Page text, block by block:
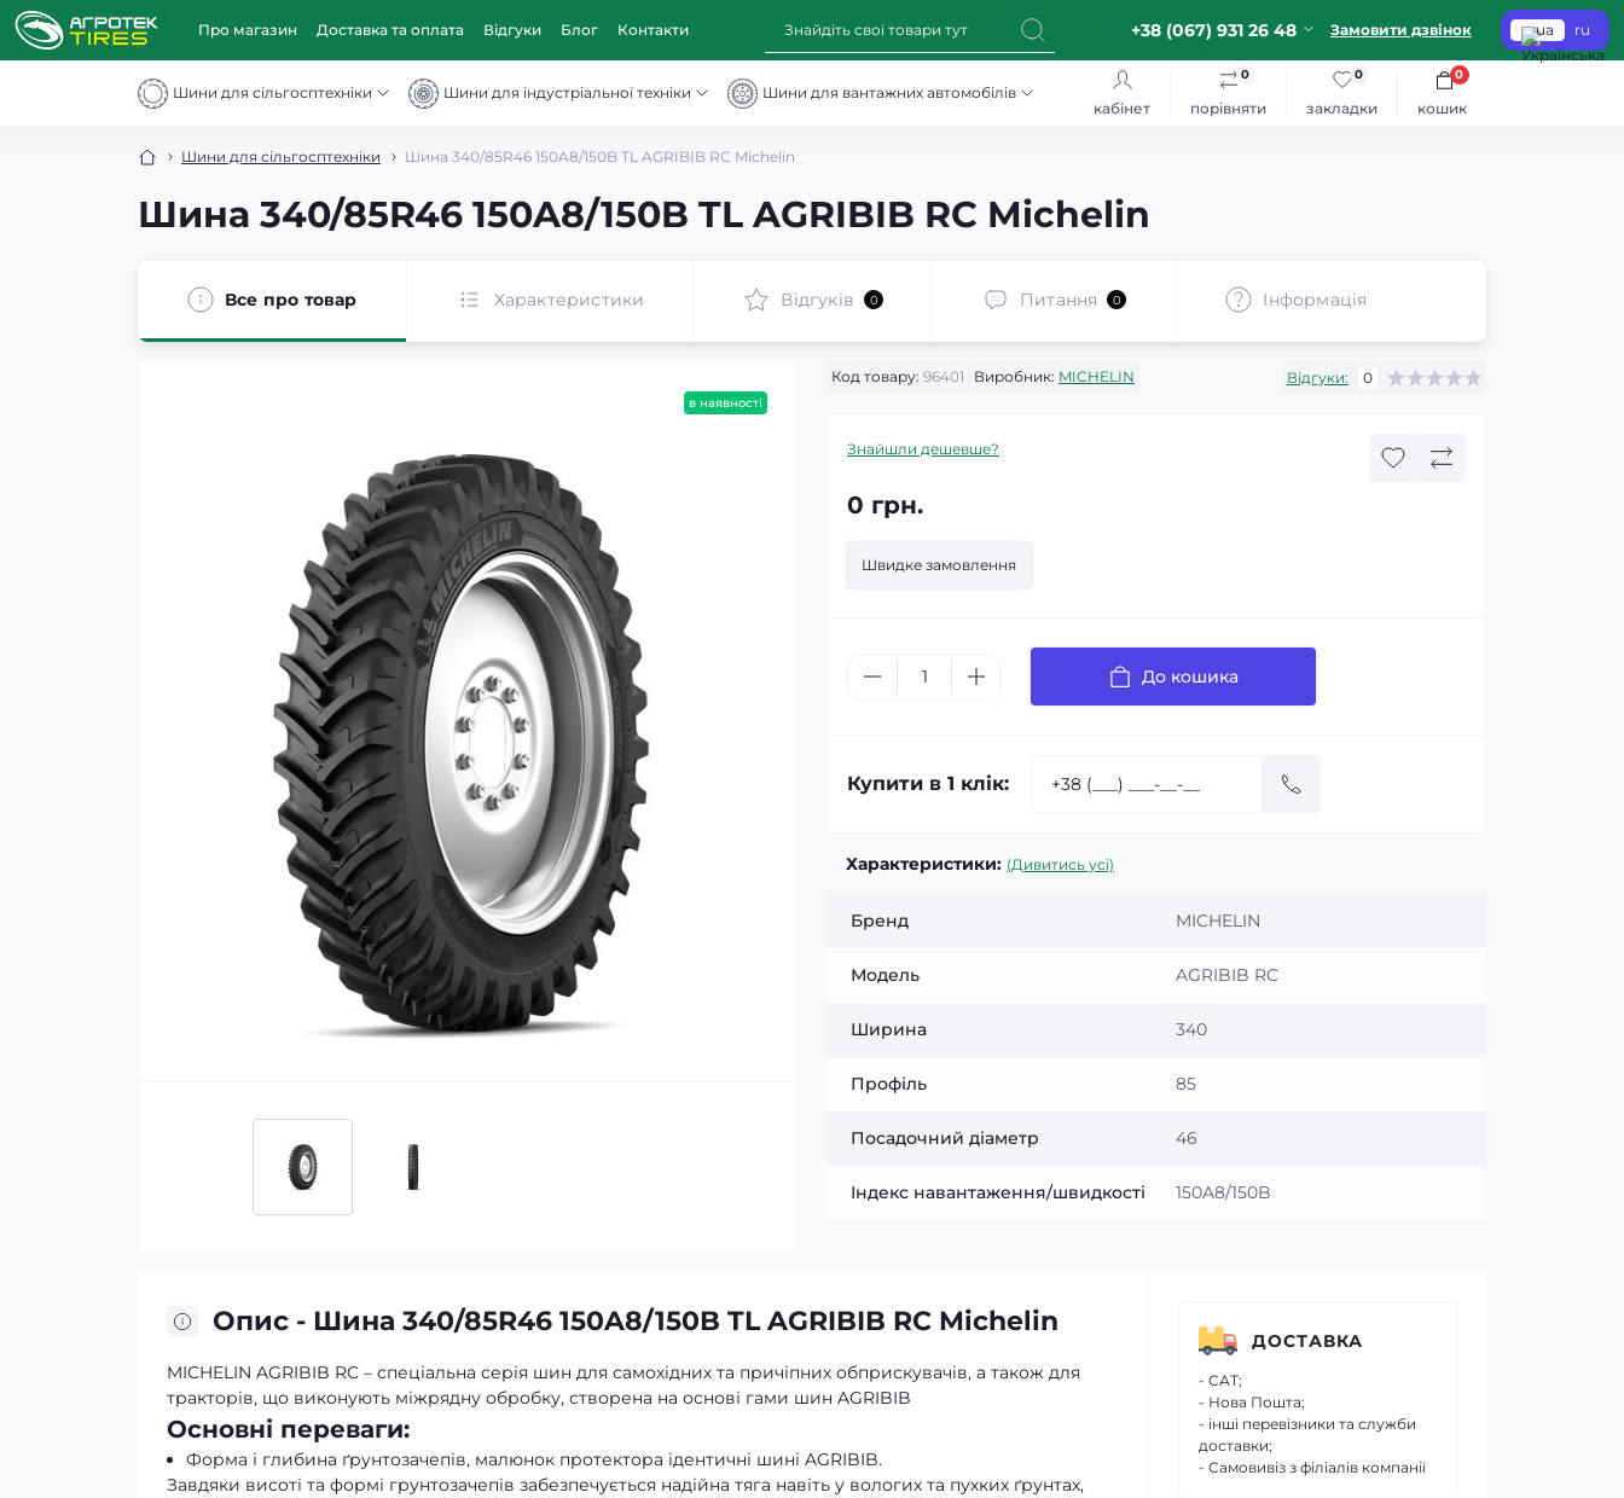
Про магазин Доставка та оплата Відгуки Блог Контакти +38 (067) 931 26 48 Замовити дзвінок ua ru
Шини для сільгосптехніки Шини для індустріальної техніки
Шини для вантажних автомобілів
кабінет
порівняти
0
закладки
0
кошик
0
Шини для сільгосптехніки Шина 340/85R46 150A8/150B TL AGRIBIB RC Michelin
Шина 340/85R46 150A8/150B TL AGRIBIB RC Michelin
Все про товар Характеристики Відгуків 0 Питання 0 Iнформація
в наявності
Код товару: 96401 Виробник: MICHELIN Відгуки: 0
Знайшли дешевше?
0 грн.
Швидке замовлення
До кошика
Купити в 1 клік:
Характеристики: (Дивитись усі)
Бренд MICHELIN
Модель AGRIBIB RC
Ширина 340
Профіль 85
Посадочний діаметр 46
Індекс навантаження/швидкості 150A8/150B
Опис - Шина 340/85R46 150A8/150B TL AGRIBIB RC Michelin
MICHELIN AGRIBIB RC – cпеціальна серія шин для самохідних та причіпних обприскувачів, а також для
тракторів, що виконують міжрядну обробку, створена на основі гами шин AGRIBIB
Основні переваги:
Форма і глибина ґрунтозачепів, малюнок протектора ідентичні шині AGRIBIB.
Завдяки висоті та формі грунтозачепів забезпечується надійна тяга навіть у вологих та пухких ґрунтах,
ДОСТАВКА
- САТ;
- Нова Пошта;
- інші перевізники та служби
доставки;
- Самовивіз з філіалів компанії